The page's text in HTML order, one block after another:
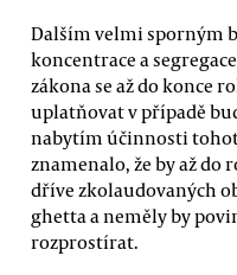
Dalším velmi sporným
koncentrace a
zákona se až do konce
uplatňovat v případě
nabytím účinnosti
znamenalo, že by až do
dříve zkolaudovaných
ghetta a neměly by
rozprostírat.